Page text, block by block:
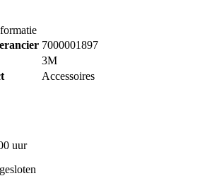
7000001897
3M
Accessoires
uur